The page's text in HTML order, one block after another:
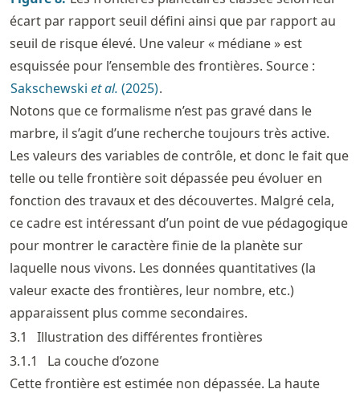
écart par rapport seuil défini ainsi que par rapport au
seuil de risque élevé. Une valeur « médiane » est
esquissée pour l’ensemble des frontières. Source :
Sakschewski et al. (2025).
Notons que ce formalisme n’est pas gravé dans le
marbre, il s’agit d’une recherche toujours très active.
Les valeurs des variables de contrôle, et donc le fait que
telle ou telle frontière soit dépassée peu évoluer en
fonction des travaux et des découvertes. Malgré cela,
ce cadre est intéressant d’un point de vue pédagogique
pour montrer le caractère finie de la planète sur
laquelle nous vivons. Les données quantitatives (la
valeur exacte des frontières, leur nombre, etc.)
apparaissent plus comme secondaires.
3.1
Illustration des différentes frontières
3.1.1
La couche d’ozone
Cette frontière est estimée non dépassée. La haute